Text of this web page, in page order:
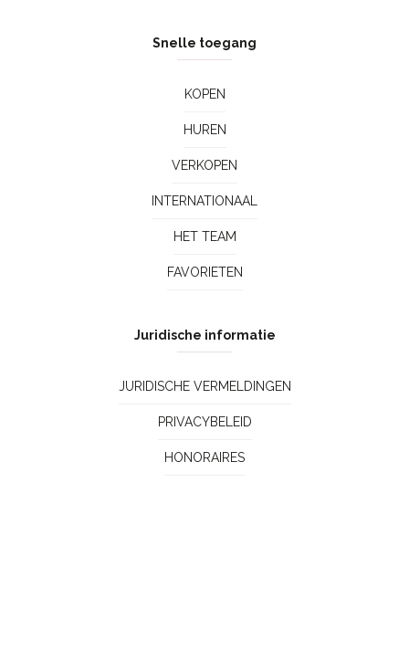
Snelle toegang
KOPEN
HUREN
VERKOPEN
INTERNATIONAAL
HET TEAM
FAVORIETEN
Juridische informatie
JURIDISCHE VERMELDINGEN
PRIVACYBELEID
HONORAIRES